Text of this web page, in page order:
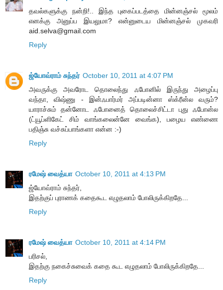
தவல்களுக்கு நன்றி!.. இந்த புகைப்படத்தை மின்னஞ்சல் மூலம்
எனக்கு அனுப்ப இயலுமா? என்னுடைய மின்னஞ்சல் முகவரி
aid.selva@gmail.com
Reply
ஜ்யோவ்ராம் சுந்தர் October 10, 2011 at 4:07 PM
அவருக்கு அவரோட தொலைந்து ஃபோனில் இருந்து அழைப்பு
வந்தா, விஷ்ணு - இன்ஃபார்மர் அப்படின்னா ஸ்க்ரீன்ல வரும்?
யாராச்சும் தன்னோட ஃபோனைத் தொலைச்சிட்டா புது ஃபோன்ல
(ட்யூப்ளிகேட் சிம் வாங்கலைன்னே வைங்க), பழைய எண்ணை
பதிஞ்சு வச்சுப்பாங்களா என்ன :-)
Reply
ரமேஷ் வைத்யா October 10, 2011 at 4:13 PM
ஜ்யோவ்ராம் சுந்தர்,
இதற்குப் புராணக் கதைகூட எழுதலாம் போலிருக்கிறதே...
Reply
ரமேஷ் வைத்யா October 10, 2011 at 4:14 PM
பரிசல்,
இதற்கு நகைச்சுவைக் கதை கூட எழுதலாம் போலிருக்கிறதே...
Reply